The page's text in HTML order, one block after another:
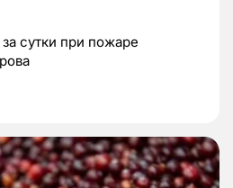
сутки при пожаре